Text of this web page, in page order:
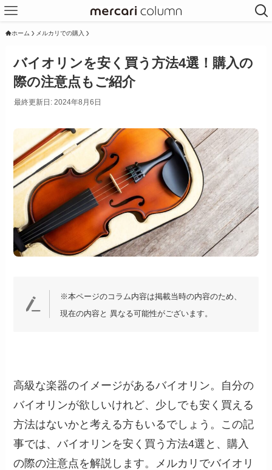
ホーム メルカリでの購入
バイオリンを安く買う方法4選！購入の
際の注意点もご紹介
最終更新日: 2024年8月6日
※本ページのコラム内容は掲載当時の内容のため、
現在の内容と 異なる可能性がございます。
高級な楽器のイメージがあるバイオリン。自分の
バイオリンが欲しいけれど、少しでも安く買える
方法はないかと考える方もいるでしょう。この記
事では、バイオリンを安く買う方法4選と、購入
の際の注意点を解説します。メルカリでバイオリ